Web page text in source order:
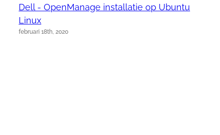
Dell - OpenManage installatie op Ubuntu
Linux
februari 18th, 2020